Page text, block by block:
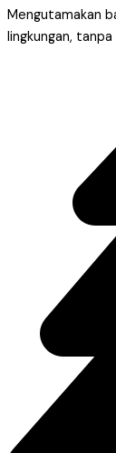
Mengutamakan
lingkungan,